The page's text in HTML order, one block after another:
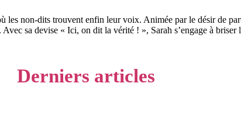
les non-dits trouvent enfin leur voix. Animée par le désir de
sa devise « Ici, on dit la vérité ! », Sarah s’engage à
Derniers articles